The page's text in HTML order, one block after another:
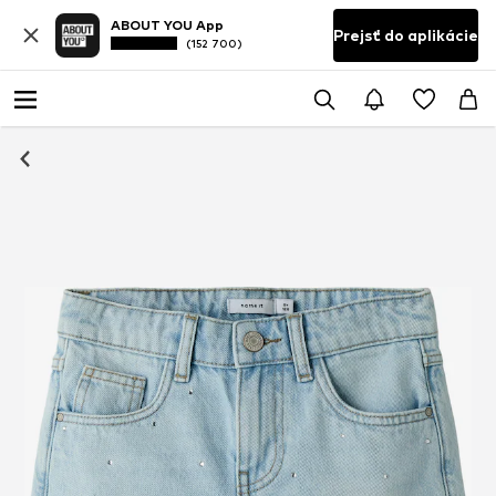
ABOUT YOU App
(152 700) Prejsť do aplikácie